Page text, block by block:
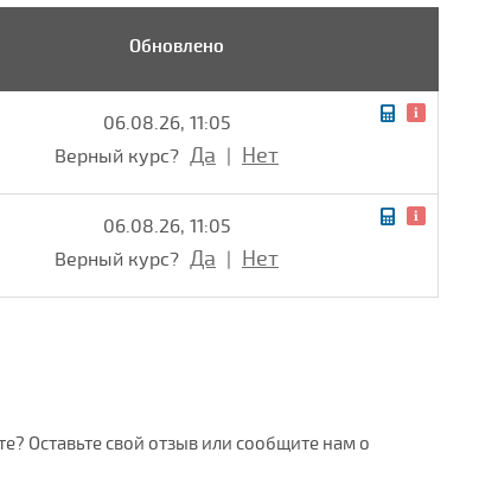
Обновлено
06.08.26, 11:05
Верный курс? Да Нет
06.08.26, 11:05
Верный курс? Да Нет
Оставьте свой отзыв или сообщите нам о